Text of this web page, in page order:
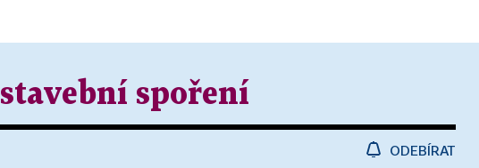
stavební spoření
ODEBÍRAT